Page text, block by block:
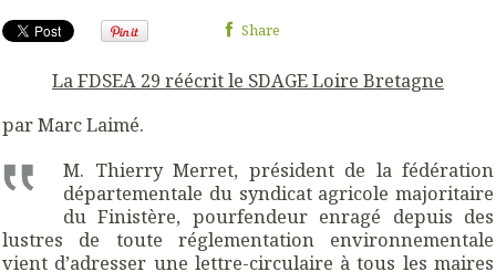
Share
La FDSEA 29 réécrit le SDAGE Loire Bretagne
par Marc Laimé.
M. Thierry Merret, président de la fédération
départementale du syndicat agricole majoritaire
du Finistère, pourfendeur enragé depuis des
lustres de toute réglementation environnementale
vient d’adresser une lettre-circulaire à tous les maires